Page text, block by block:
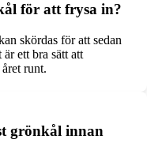
för att frysa in?
skördas för att sedan
ett bra sätt att
runt.
grönkål innan